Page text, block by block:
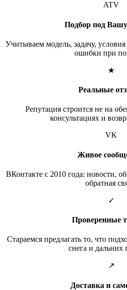
ATV
Подбор под
Учитываем модель, задачу,
ошибки при
★
Реальные
Репутация строится не на
консультациях и
VK
Живое
ВКонтакте с 2010 года: новости,
обратная
✓
Проверенные
Стараемся предлагать то, что
снега и дальних
↗
Доставка и